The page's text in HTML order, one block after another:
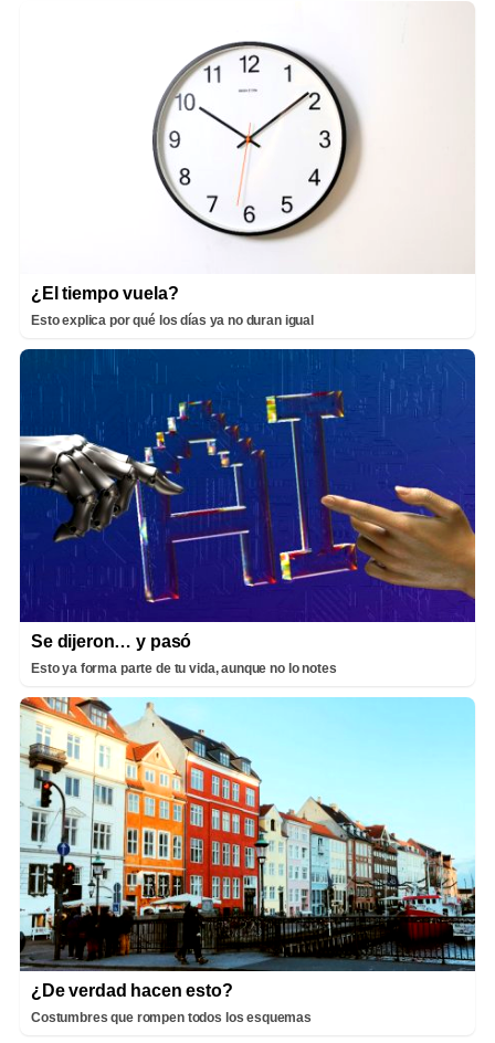
¿El tiempo vuela?
Esto explica por qué los días ya no duran igual
Se dijeron… y pasó
Esto ya forma parte de tu vida, aunque no lo notes
¿De verdad hacen esto?
Costumbres que rompen todos los esquemas